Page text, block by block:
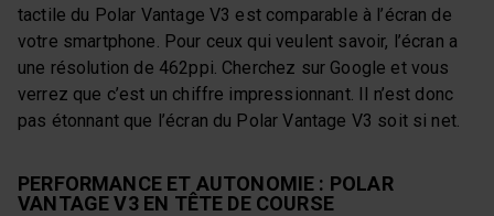
tactile du Polar Vantage V3 est comparable à l’écran de
votre smartphone. Pour ceux qui veulent savoir, l’écran a
une résolution de 462ppi. Cherchez sur Google et vous
verrez que c’est un chiffre impressionnant. Il n’est donc
pas étonnant que l’écran du Polar Vantage V3 soit si net.
PERFORMANCE ET AUTONOMIE : POLAR
VANTAGE V3 EN TÊTE DE COURSE